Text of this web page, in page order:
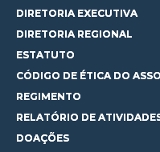
DIRETORIA EXECUTIVA
DIRETORIA REGIONAL
ESTATUTO
CÓDIGO DE ÉTICA DO
REGIMENTO
RELATÓRIO DE
DOAÇÕES